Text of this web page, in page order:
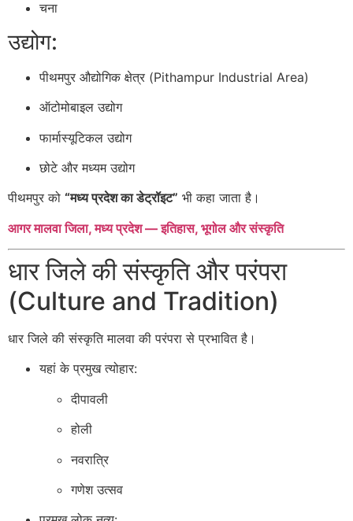
चना
उद्योग:
पीथमपुर औद्योगिक क्षेत्र (Pithampur Industrial Area)
ऑटोमोबाइल उद्योग
फार्मास्यूटिकल उद्योग
छोटे और मध्यम उद्योग
पीथमपुर को “मध्य प्रदेश का डेट्रॉइट” भी कहा जाता है।
आगर मालवा जिला, मध्य प्रदेश — इतिहास, भूगोल और संस्कृति
धार जिले की संस्कृति और परंपरा
(Culture and Tradition)
धार जिले की संस्कृति मालवा की परंपरा से प्रभावित है।
यहां के प्रमुख त्योहार:
दीपावली
होली
नवरात्रि
गणेश उत्सव